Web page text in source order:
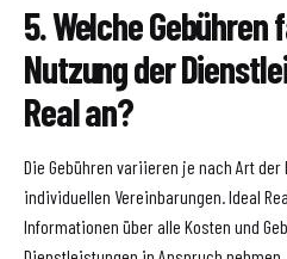
5. Welche Gebühren
Nutzung der
Real an?
Die Gebühren variieren je nach Art
individuellen Vereinbarungen. Ideal
Informationen über alle Kosten und